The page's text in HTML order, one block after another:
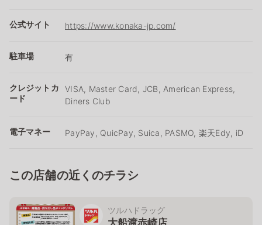
公式サイト https://www.konaka-jp.com/
駐車場 有
クレジットカ
ード
VISA, Master Card, JCB, American Express,
Diners Club
電子マネー PayPay, QuicPay, Suica, PASMO, 楽天Edy, iD
この店舗の近くのチラシ
ツルハドラッグ
大船渡赤崎店